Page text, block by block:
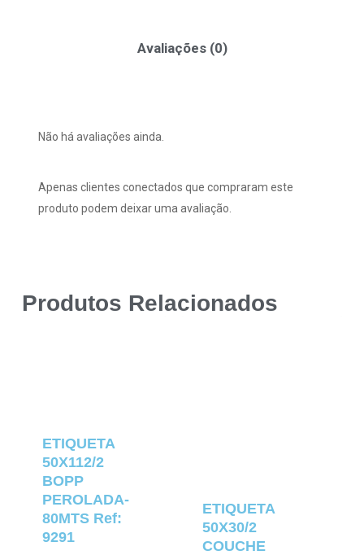
Avaliações (0)
Não há avaliações ainda.
Apenas clientes conectados que compraram este
produto podem deixar uma avaliação.
Produtos Relacionados
ETIQUETA
50X112/2
BOPP
PEROLADA-
80MTS Ref:
9291
ETIQUETA
50X30/2
COUCHE